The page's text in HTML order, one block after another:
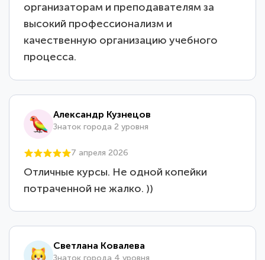
организаторам и преподавателям за
высокий профессионализм и
качественную организацию учебного
процесса.
Александр Кузнецов
Знаток города 2 уровня
7 апреля 2026
Отличные курсы. Не одной копейки
потраченной не жалко. ))
Светлана Ковалева
Знаток города 4 уровня